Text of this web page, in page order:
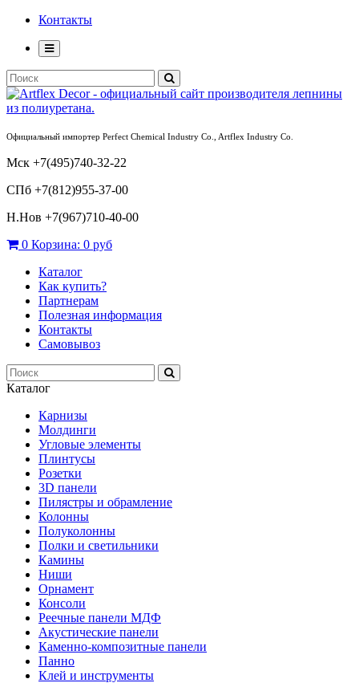
Контакты
Официальный импортер Perfect Chemical Industry Co., Artflex Industry Co.
Мск +7(495)740-32-22
СПб +7(812)955-37-00
Н.Нов +7(967)710-40-00
0 Корзина: 0 руб
Каталог
Как купить?
Партнерам
Полезная информация
Контакты
Самовывоз
Каталог
Карнизы
Молдинги
Угловые элементы
Плинтусы
Розетки
3D панели
Пилястры и обрамление
Колонны
Полуколонны
Полки и светильники
Камины
Ниши
Орнамент
Консоли
Реечные панели МДФ
Акустические панели
Каменно-композитные панели
Панно
Клей и инструменты